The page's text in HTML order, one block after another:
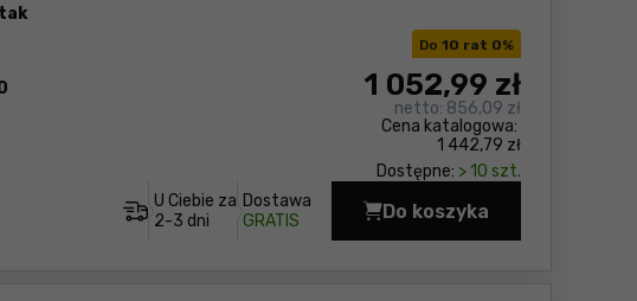
tak
Do 10 rat 0%
Cena katalogowa:
1 442,79 zł
1 052,99 zł
netto: 856,09 zł
Dostępne: > 10 szt.
U Ciebie za
2-3 dni
Dostawa
GRATIS
Do koszyka
Nożyce do żywopłotu